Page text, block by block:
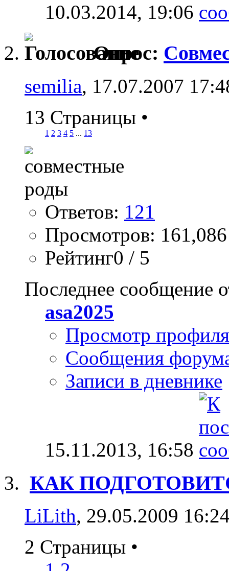
10.03.2014, 19:06
Опрос:
semilia, 17.07.2007
13 Страницы •
1 2 3 4 5 ... 13
Ответов: 121
Просмотров: 161,086
Рейтинг0 / 5
Последнее сообщение
asa2025
Просмотр профиля
Сообщения
Записи в дневнике
15.11.2013, 16:58
КАК
LiLith, 29.05.2009
2 Страницы •